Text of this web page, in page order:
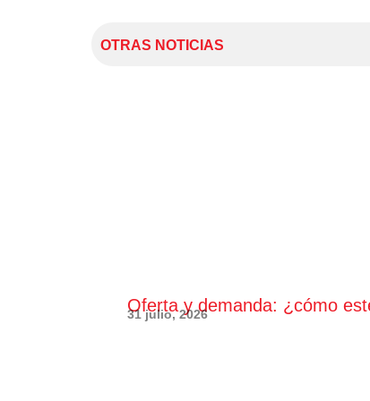
OTRAS NOTICIAS
Oferta y demanda: ¿cómo
31 julio, 2026